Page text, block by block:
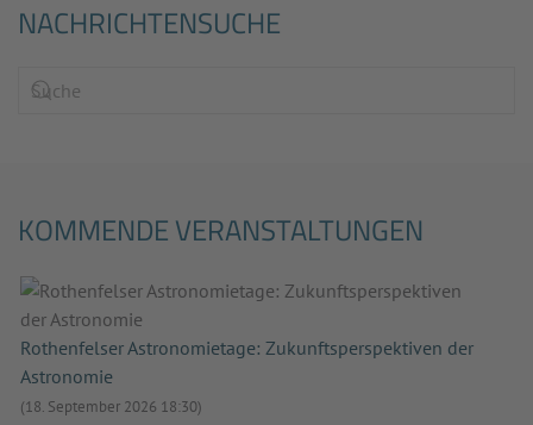
NACHRICHTENSUCHE
KOMMENDE VERANSTALTUNGEN
Rothenfelser Astronomietage: Zukunftsperspektiven der
Astronomie
(18. September 2026 18:30)